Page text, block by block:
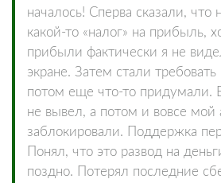
началось! Сперва сказали, что
какой-то «налог» на прибыль,
прибыли фактически я не
экране. Затем стали
потом еще что-то придумали.
не вывел, а потом и вовсе мой
заблокировали. Поддержка
Понял, что это развод на
поздно. Потерял последние